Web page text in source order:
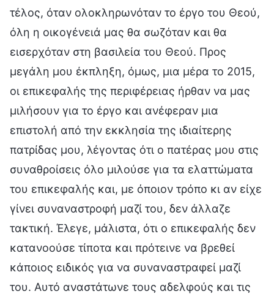
τέλος, όταν ολοκληρωνόταν το έργο του Θεού,
όλη η οικογένειά μας θα σωζόταν και θα
εισερχόταν στη βασιλεία του Θεού. Προς
μεγάλη μου έκπληξη, όμως, μια μέρα το 2015,
οι επικεφαλής της περιφέρειας ήρθαν να μας
μιλήσουν για το έργο και ανέφεραν μια
επιστολή από την εκκλησία της ιδιαίτερης
πατρίδας μου, λέγοντας ότι ο πατέρας μου στις
συναθροίσεις όλο μιλούσε για τα ελαττώματα
του επικεφαλής και, με όποιον τρόπο κι αν είχε
γίνει συναναστροφή μαζί του, δεν άλλαζε
τακτική. Έλεγε, μάλιστα, ότι ο επικεφαλής δεν
κατανοούσε τίποτα και πρότεινε να βρεθεί
κάποιος ειδικός για να συναναστραφεί μαζί
του. Αυτό αναστάτωνε τους αδελφούς και τις